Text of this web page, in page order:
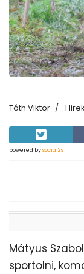
Tóth Viktor
powered bysocial2s
Mátyus
sportolni,